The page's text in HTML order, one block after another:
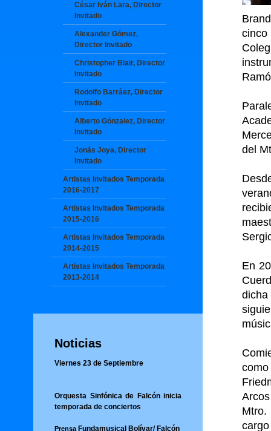
César Iván Lara, Director
Invitado
Alexander Gómez,
Director Invitado
Christopher Blair, Director
Invitado
Rodolfo Barráez, Director
Invitado
Alberto Gónzalez, Director
Invitado
Jonás Joya, Director
Invitado
Artistas Invitados Temporada
2016-2017
Artistas Invitados Temporada
2015-2016
Artistas Invitados Temporada
2014-2015
Artistas Invitados Temporada
2013-2014
Noticias
Viernes 23 de Septiembre
Orquesta Sinfónica de Falcón inicia
temporada de conciertos
PrensaFundamusical Bolívar/ Falcón
del
En
Mtro.